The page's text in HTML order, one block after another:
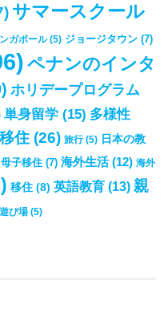
サマースクール
ガポール(5) ジョージタウン (7)
ペナンのインタ
ホリデープログラム
単身留学 (15) 多様性
住 (26) 旅行(5) 日本の教
母子移住 (7) 海外生活(12) 海外
移住 (8) 英語教育 (13) 親
遊び場 (5)